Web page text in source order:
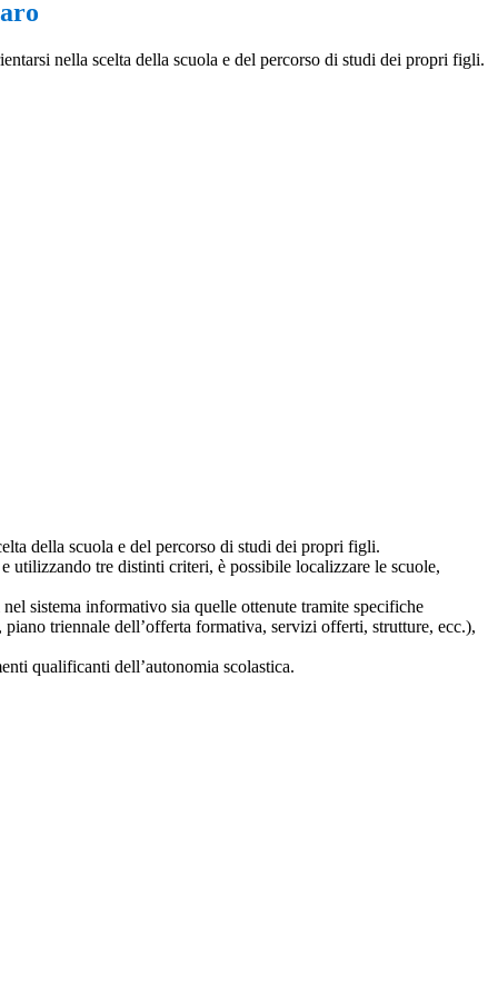
nella scelta della scuola e del percorso di studi dei propri figli.
della scuola e del percorso di studi dei propri figli.
utilizzando tre distinti criteri, è possibile localizzare le scuole,
sistema informativo sia quelle ottenute tramite specifiche
triennale dell’offerta formativa, servizi offerti, strutture, ecc.),
qualificanti dell’autonomia scolastica.